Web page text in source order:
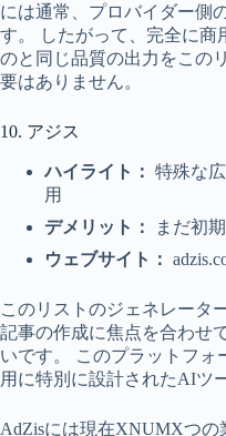
には通常、プロバイダー側​​
す。 したがって、完全に商
のと同じ品質の出力をこの
要はありません。
10. アジス
ハイライト： 特殊な
用
デメリット：
まだ初
ウェブサイト：
このリストのジェネレータ
記事の作成に焦点を合わせ
いです。 このプラットフォ
用に特別に設計されたAIツ
AdZisには現在XNUMXつの